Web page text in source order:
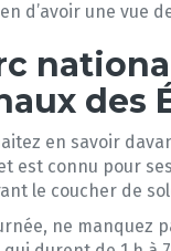
d’avoir une vue
des
en savoir
est connu pour
le coucher de
ne manquez